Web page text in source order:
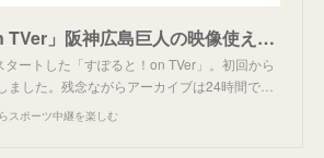
「すぽると！on TVer」阪神広島巨人の映像使えず。
ートした「すぽると！on TVer」。初回から
ました。残念ながらアーカイブは24時間で…
スポーツ中継を楽しむ